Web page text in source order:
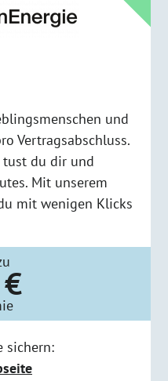
und
Vertragsabschluss.
du dir und
Mit unserem
mit wenigen Klicks
sichern: